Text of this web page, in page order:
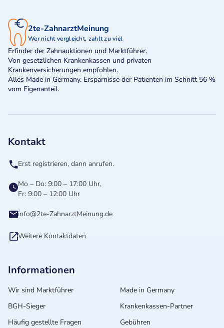
2te-ZahnarztMeinung
Wer nicht vergleicht, zahlt zu viel
Erfinder der Zahnauktionen und Marktführer.
Von gesetzlichen Krankenkassen und privaten
Krankenversicherungen empfohlen.
Alles Made in Germany. Ersparnisse der Patienten im Schnitt 56 %
vom Eigenanteil.
Kontakt
Erst registrieren, dann anrufen.
Mo – Do: 9:00 – 17:00 Uhr,
Fr: 9:00 – 12:00 Uhr
info@2te-ZahnarztMeinung.de
Weitere Kontaktdaten
Informationen
Wir sind Marktführer
Made in Germany
BGH-Sieger
Krankenkassen-Partner
Häufig gestellte Fragen
Gebühren